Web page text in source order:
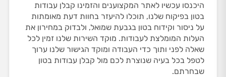
היכנסו עכשיו לאתר המקצוענים והזמינו קבלן עבודות
בטון בפיקוח שלנו, תוכלו להיעזר בחוות דעת מאומתות
על ניסור וקידוח בטון בגבעת שמואל, ולבדוק במחירון את
העלות המומלצת לעבודות. מוקד השירות שלנו זמין לכל
שאלה לפני ותוך כדי העבודה ומוקד הגישור שלנו ערוך
לטפל בכל בעיה שנוצרת לכם מול קבלן עבודות בטון
שבחרתם.